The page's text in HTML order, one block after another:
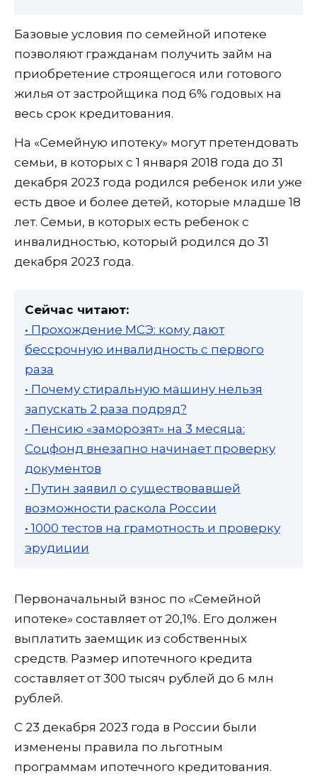
Базовые условия по семейной ипотеке
позволяют гражданам получить займ на
приобретение строящегося или готового
жилья от застройщика под 6% годовых на
весь срок кредитования.
На «Семейную ипотеку» могут претендовать
семьи, в которых с 1 января 2018 года до 31
декабря 2023 года родился ребенок или уже
есть двое и более детей, которые младше 18
лет. Семьи, в которых есть ребенок с
инвалидностью, который родился до 31
декабря 2023 года.
Сейчас читают:
• Прохождение МСЭ: кому дают
бессрочную инвалидность с первого
раза
• Почему стиральную машину нельзя
запускать 2 раза подряд?
• Пенсию «заморозят» на 3 месяца:
Соцфонд внезапно начинает проверку
документов
• Путин заявил о существовавшей
возможности раскола России
• 1000 тестов на грамотность и проверку
эрудиции
Первоначальный взнос по «Семейной
ипотеке» составляет от 20,1%. Его должен
выплатить заемщик из собственных
средств. Размер ипотечного кредита
составляет от 300 тысяч рублей до 6 млн
рублей.
С 23 декабря 2023 года в России были
изменены правила по льготным
программам ипотечного кредитования.